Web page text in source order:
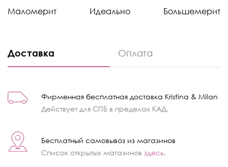
Маломерит Идеально Большемерит
Доставка Оплата
Фирменная бесплатная доставка Kristina & Milan
Действует для СПБ в пределах КАД.
Бесплатный самовывоз из магазинов
Список открытых магазинов здесь.